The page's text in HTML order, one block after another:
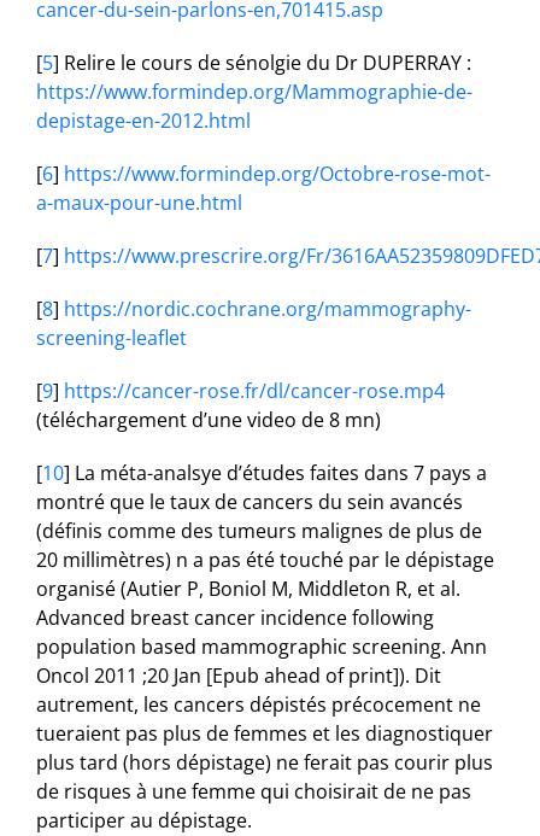
cancer-du-sein-parlons-en,701415.asp
[5] Relire le cours de sénolgie du Dr DUPERRAY :
https://www.formindep.org/Mammographie-de-
depistage-en-2012.html
[6] https://www.formindep.org/Octobre-rose-mot-
a-maux-pour-une.html
[7] https://www.prescrire.org/Fr/
[8] https://nordic.cochrane.org/mammography-
screening-leaflet
[9] https://cancer-rose.fr/dl/cancer-rose.mp4
(téléchargement d’une video de 8 mn)
[10] La méta-analsye d’études faites dans 7 pays a
montré que le taux de cancers du sein avancés
(définis comme des tumeurs malignes de plus de
20 millimètres) n a pas été touché par le dépistage
organisé (Autier P, Boniol M, Middleton R, et al.
Advanced breast cancer incidence following
population based mammographic screening. Ann
Oncol 2011 ;20 Jan [Epub ahead of print]). Dit
autrement, les cancers dépistés précocement ne
tueraient pas plus de femmes et les diagnostiquer
plus tard (hors dépistage) ne ferait pas courir plus
de risques à une femme qui choisirait de ne pas
participer au dépistage.